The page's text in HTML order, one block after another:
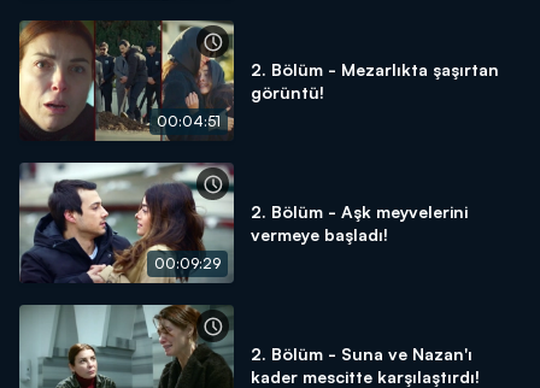
00:04:51
2. Bölüm - Mezarlıkta şaşırtan
görüntü!
00:09:29
2. Bölüm - Aşk meyvelerini
vermeye başladı!
2. Bölüm - Suna ve Nazan'ı
kader mescitte karşılaştırdı!